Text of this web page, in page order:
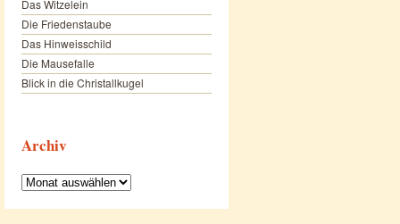
Das Witzelein
Die Friedenstaube
Das Hinweisschild
Die Mausefalle
Blick in die Christallkugel
Archiv
Archiv